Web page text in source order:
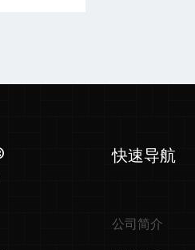
快速导航
公司简介